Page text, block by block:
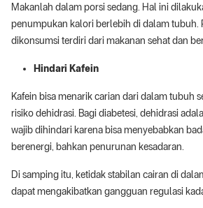
Makanlah dalam porsi sedang. Hal ini
penumpukan kalori berlebih di dalam tubuh.
dikonsumsi terdiri dari makanan sehat dan
Hindari Kafein
Kafein bisa menarik carian dari dalam tubuh
risiko dehidrasi. Bagi diabetesi, dehidrasi
wajib dihindari karena bisa menyebabkan
berenergi, bahkan penurunan kesadaran.
Di samping itu, ketidak stabilan cairan di
dapat mengakibatkan gangguan regulasi